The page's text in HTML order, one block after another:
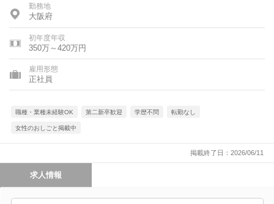
勤務地
大阪府
初年度年収
350万～420万円
雇用形態
正社員
職種・業種未経験OK 第二新卒歓迎 学歴不問 転勤なし
女性のおしごと掲載中
掲載終了日：2026/06/11
求人情報